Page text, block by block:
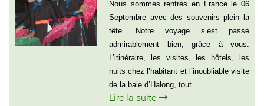
Nous sommes rentrés en France le 06
Septembre avec des souvenirs plein la
tête. Notre voyage s’est passé
admirablement bien, grâce à vous.
L’itinéraire, les visites, les hôtels, les
nuits chez l’habitant et l’inoubliable visite
de la baie d’Halong, tout...
Lire la suite